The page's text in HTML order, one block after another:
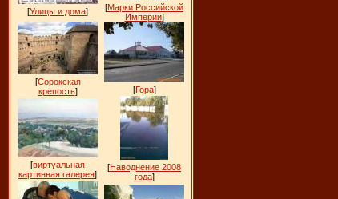
[Улицы и дома] [Марки Российской
Империи]
[Сорокская
крепость] [Гора]
[виртуальная
картинная галерея]
[Наводнение 2008
года]